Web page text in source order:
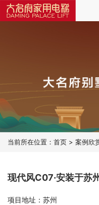
当前所在位置： 首页 > 案例欣
现代风C07·安装于苏
项目地址：苏州